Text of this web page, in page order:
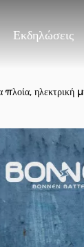
Εκδηλώσεις
ηλεκτρική